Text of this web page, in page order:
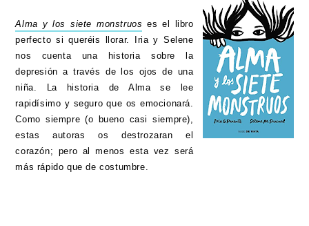
Alma y los siete monstruos es el libro
perfecto si queréis llorar. Iria y Selene
nos cuenta una historia sobre la
depresión a través de los ojos de una
niña. La historia de Alma se lee
rapidísimo y seguro que os emocionará.
Como siempre (o bueno casi siempre),
estas autoras os destrozaran el
corazón; pero al menos esta vez será
más rápido que de costumbre.